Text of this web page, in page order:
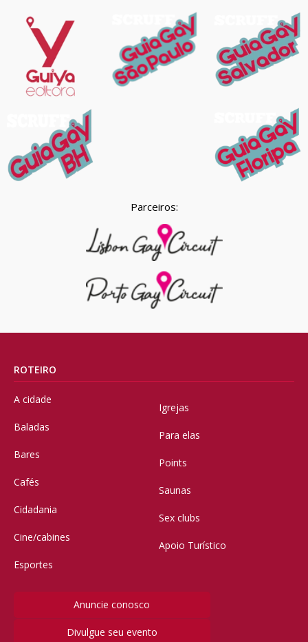
Parceiros:
ROTEIRO
A cidade
Baladas
Bares
Cafés
Cidadania
Cine/cabines
Esportes
Igrejas
Para elas
Points
Saunas
Sex clubs
Apoio Turístico
Anuncie conosco
Divulgue seu evento